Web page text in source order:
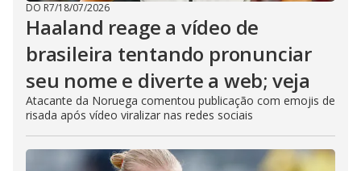
DO R7/18/07/2026
Haaland reage a vídeo de
brasileira tentando pronunciar
seu nome e diverte a web; veja
Atacante da Noruega comentou publicação com emojis de
risada após vídeo viralizar nas redes sociais